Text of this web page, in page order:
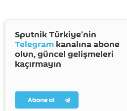
Sputnik Türkiye’nin
Telegram kanalına abone
olun, güncel gelişmeleri
kaçırmayın
Abone ol